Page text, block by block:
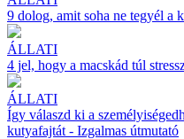
9 dolog, amit soha ne tegyél a
ÁLLATI
4 jel, hogy a macskád túl
ÁLLATI
Így válaszd ki a
kutyafajtát - Izgalmas útmutató